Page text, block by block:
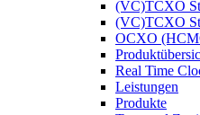
(VC)TCXO
(VC)TCXO
OCXO
Real Time
Leistungen
Produkte